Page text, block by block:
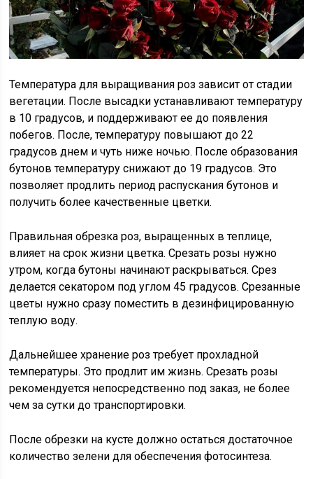
Температура для выращивания роз зависит от стадии
вегетации. После высадки устанавливают температуру
в 10 градусов, и поддерживают ее до появления
побегов. После, температуру повышают до 22
градусов днем и чуть ниже ночью. После образования
бутонов температуру снижают до 19 градусов. Это
позволяет продлить период распускания бутонов и
получить более качественные цветки.
Правильная обрезка роз, выращенных в теплице,
влияет на срок жизни цветка. Срезать розы нужно
утром, когда бутоны начинают раскрываться. Срез
делается секатором под углом 45 градусов. Срезанные
цветы нужно сразу поместить в дезинфицированную
теплую воду.
Дальнейшее хранение роз требует прохладной
температуры. Это продлит им жизнь. Срезать розы
рекомендуется непосредственно под заказ, не более
чем за сутки до транспортировки.
После обрезки на кусте должно остаться достаточное
количество зелени для обеспечения фотосинтеза.